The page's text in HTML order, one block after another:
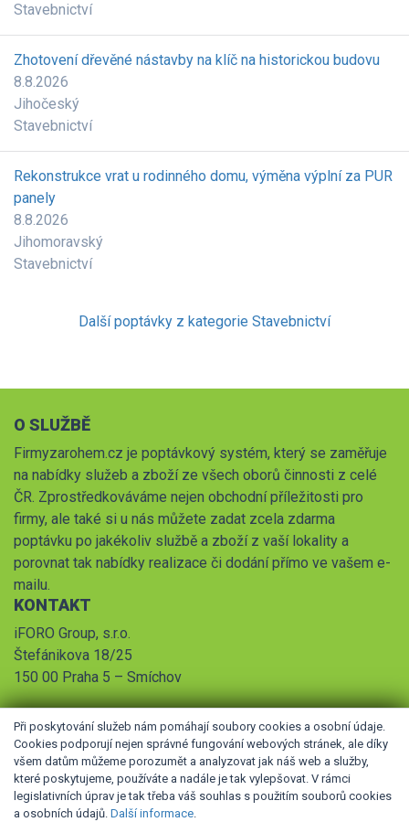
Stavebnictví
Zhotovení dřevěné nástavby na klíč na historickou budovu
8.8.2026
Jihočeský
Stavebnictví
Rekonstrukce vrat u rodinného domu, výměna výplní za PUR
panely
8.8.2026
Jihomoravský
Stavebnictví
Další poptávky z kategorie Stavebnictví
O SLUŽBĚ
Firmyzarohem.cz je poptávkový systém, který se zaměřuje
na nabídky služeb a zboží ze všech oborů činnosti z celé
ČR. Zprostředkováváme nejen obchodní příležitosti pro
firmy, ale také si u nás můžete zadat zcela zdarma
poptávku po jakékoliv službě a zboží z vaší lokality a
porovnat tak nabídky realizace či dodání přímo ve vašem e-
mailu.
KONTAKT
iFORO Group, s.r.o.
Štefánikova 18/25
150 00 Praha 5 – Smíchov
© 2026 iFORO Group, s.r.o.,
Při poskytování služeb nám pomáhají soubory cookies a osobní údaje.
Cookies podporují nejen správné fungování webových stránek, ale díky
všem datům můžeme porozumět a analyzovat jak náš web a služby,
které poskytujeme, používáte a nadále je tak vylepšovat. V rámci
legislativních úprav je tak třeba váš souhlas s použitím souborů cookies
a osobních údajů. Další informace.